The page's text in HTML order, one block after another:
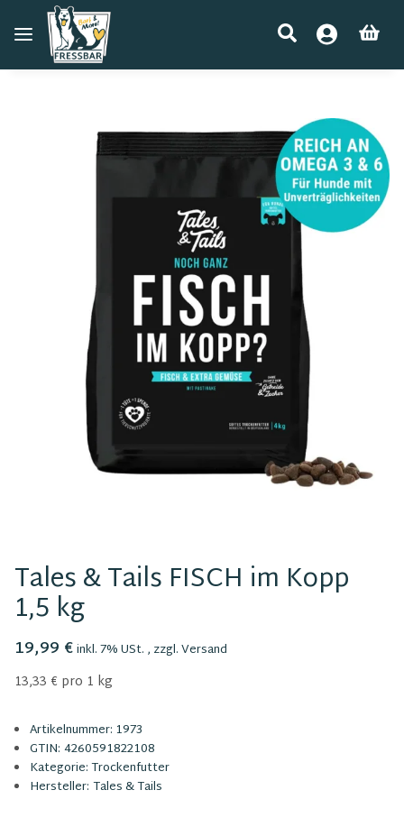
Tales & Tails FISCH im Kopp
1,5 kg
19,99 €inkl. 7% USt. , zzgl.Versand
13,33 € pro 1 kg
Artikelnummer: 1973
GTIN: 4260591822108
Kategorie:Trockenfutter
Hersteller: Tales & Tails